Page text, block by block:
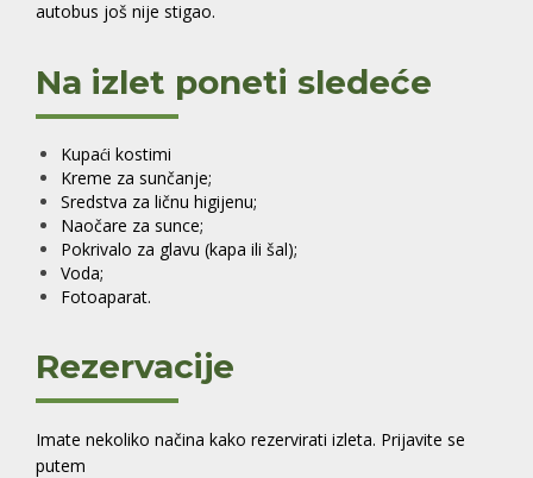
autobus još nije stigao.
Na izlet poneti sledeće
Kupaći kostimi
Kreme za sunčanje;
Sredstva za ličnu higijenu;
Naočare za sunce;
Pokrivalo za glavu (kapa ili šal);
Voda;
Fotoaparat.
Rezervacije
Imate nekoliko načina kako rezervirati izleta. Prijavite se
putem